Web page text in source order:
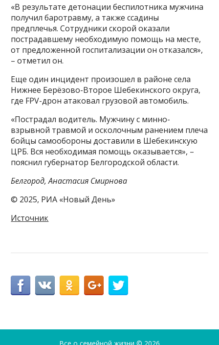
«В результате детонации беспилотника мужчина
получил баротравму, а также ссадины
предплечья. Сотрудники скорой оказали
пострадавшему необходимую помощь на месте,
от предложенной госпитализации он отказался»,
– отметил он.
Еще один инцидент произошел в районе села
Нижнее Берёзово-Второе Шебекинского округа,
где FPV-дрон атаковал грузовой автомобиль.
«Пострадал водитель. Мужчину с минно-
взрывной травмой и осколочным ранением плеча
бойцы самообороны доставили в Шебекинскую
ЦРБ. Вся необходимая помощь оказывается», –
пояснил губернатор Белгородской области.
Белгород, Анастасия Смирнова
© 2025, РИА «Новый День»
Источник